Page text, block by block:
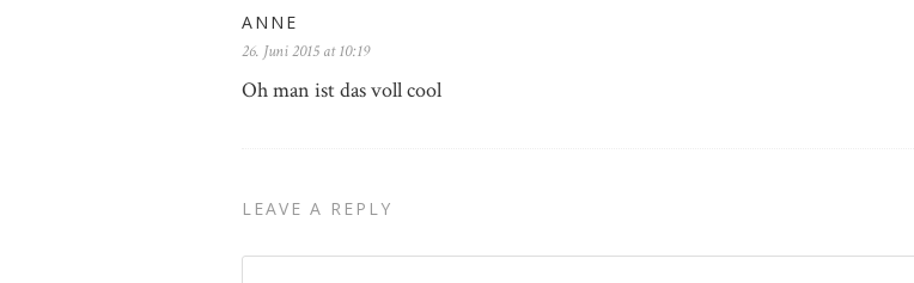
ANNE
26. Juni 2015 at 10:19
Oh man ist das voll cool
LEAVE A REPLY